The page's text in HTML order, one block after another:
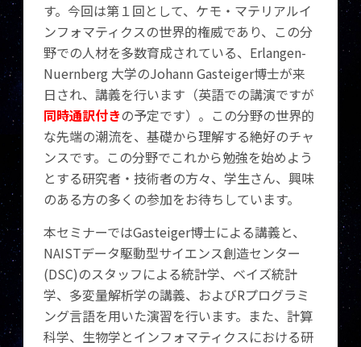
す。今回は第１回として、ケモ・マテリアルイ
ンフォマティクスの世界的権威であり、この分
野での人材を多数育成されている、Erlangen-
Nuernberg 大学のJohann Gasteiger博士が来
日され、講義を行います（英語での講演ですが
同時通訳付きの予定です）。この分野の世界的
な先端の潮流を、基礎から理解する絶好のチャ
ンスです。この分野でこれから勉強を始めよう
とする研究者・技術者の方々、学生さん、興味
のある方の多くの参加をお待ちしています。
本セミナーではGasteiger博士による講義と、
NAISTデータ駆動型サイエンス創造センター
(DSC)のスタッフによる統計学、ベイズ統計
学、多変量解析学の講義、およびRプログラミ
ング言語を用いた演習を行います。また、計算
科学、生物学とインフォマティクスにおける研